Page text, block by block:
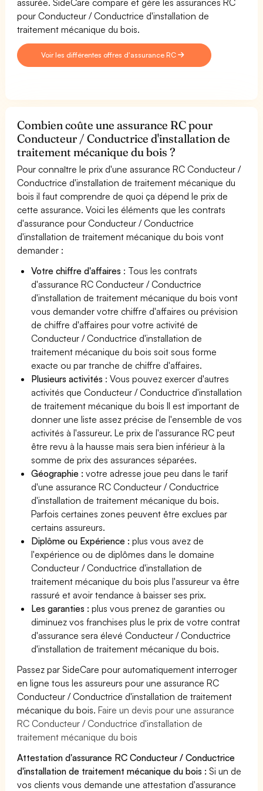
pour Conducteur / Conductrice d'installation de
traitement mécanique du bois.
Voir les différentes offres d'assurance RC
Combien coûte une assurance RC pour
Conducteur / Conductrice d'installation de
traitement mécanique du bois ?
Pour connaître le prix d'une assurance RC Conducteur /
Conductrice d'installation de traitement mécanique du
bois il faut comprendre de quoi ça dépend le prix de
cette assurance. Voici les éléments que les contrats
d'assurance pour Conducteur / Conductrice
d'installation de traitement mécanique du bois vont
demander :
Votre chiffre d'affaires : Tous les contrats
d'assurance RC Conducteur / Conductrice
d'installation de traitement mécanique du bois vont
vous demander votre chiffre d'affaires ou prévision
de chiffre d'affaires pour votre activité de
Conducteur / Conductrice d'installation de
traitement mécanique du bois soit sous forme
exacte ou par tranche de chiffre d'affaires.
Plusieurs activités : Vous pouvez exercer d'autres
activités que Conducteur / Conductrice d'installation
de traitement mécanique du bois Il est important de
donner une liste assez précise de l'ensemble de vos
activités à l'assureur. Le prix de l'assurance RC peut
être revu à la hausse mais sera bien inférieur à la
somme de prix des assurances séparées.
Géographie :votre adresse joue peu dans le tarif
d'une assurance RC Conducteur / Conductrice
d'installation de traitement mécanique du bois.
Parfois certaines zones peuvent être exclues par
certains assureurs.
Diplôme ou Expérience :plus vous avez de
l'expérience ou de diplômes dans le domaine
Conducteur / Conductrice d'installation de
traitement mécanique du bois plus l'assureur va être
rassuré et avoir tendance à baisser ses prix.
Les garanties :plus vous prenez de garanties ou
diminuez vos franchises plus le prix de votre contrat
d'assurance sera élevé Conducteur / Conductrice
d'installation de traitement mécanique du bois.
Passez par SideCare pour automatiquement interroger
en ligne tous les assureurs pour une assurance RC
Conducteur / Conductrice d'installation de traitement
mécanique du bois.Faire un devis pour une assurance
RC Conducteur / Conductrice d'installation de
traitement mécanique du bois
Attestation d'assurance RC Conducteur / Conductrice
d'installation de traitement mécanique du bois : Si un de
vos clients vous demande une attestation d'assurance